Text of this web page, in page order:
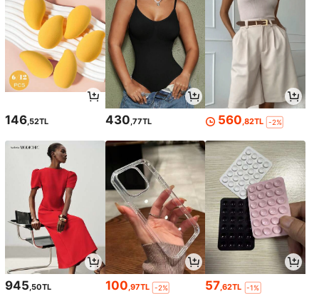
146,52TL 430,77TL 560,82TL -2%
945,50TL 100,97TL -2% 57,62TL -1%